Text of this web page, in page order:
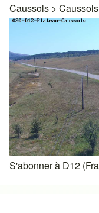
Caussols > Caussols
S'abonner à D12